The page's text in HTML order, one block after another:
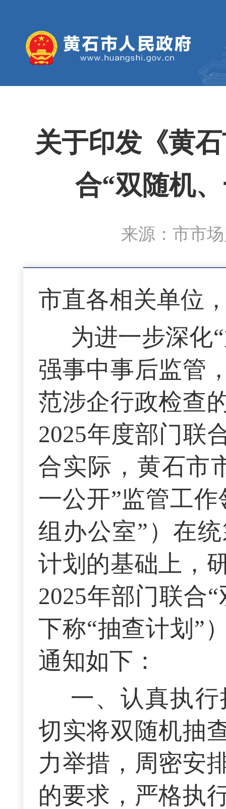
关于印发《黄
合“双随机
来源：市市
市直各相关单位
为进一步深化
强事中事后监管
范涉企行政检查
2025年度部门联
合实际，黄石市
一公开”监管工
组办公室”）在
计划的基础上，
2025年部门联合
下称“抽查计划”
通知如下：
一、认真执
切实将双随机抽
力举措，周密安
的要求，严格执